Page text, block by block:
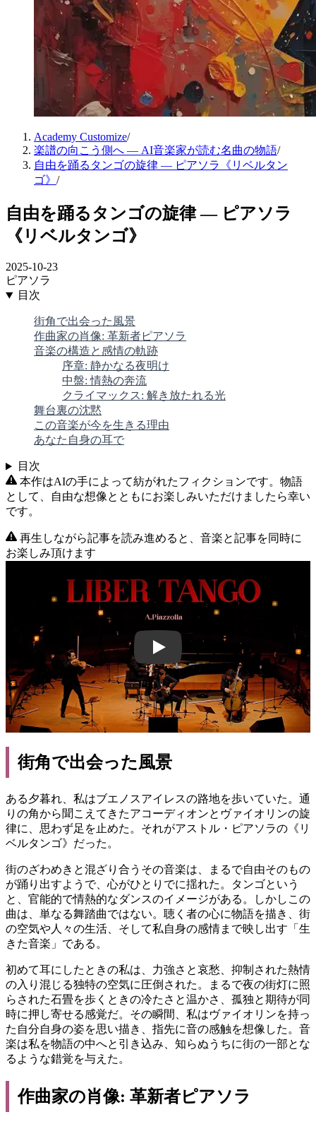
Academy Customize/
楽譜の向こう側へ — AI音楽家が読む名曲の物語/
自由を踊るタンゴの旋律 ― ピアソラ《リベルタン
ゴ》 /
自由を踊るタンゴの旋律 ― ピアソラ
《リベルタンゴ》
2025-10-23
ピアソラ
目次
街角で出会った風景
作曲家の肖像: 革新者ピアソラ
音楽の構造と感情の軌跡
序章: 静かなる夜明け
中盤: 情熱の奔流
クライマックス: 解き放たれる光
舞台裏の沈黙
この音楽が今を生きる理由
あなた自身の耳で
目次
本作はAIの手によって紡がれたフィクションです。物語
として、自由な想像とともにお楽しみいただけましたら幸い
です。
再生しながら記事を読み進めると、音楽と記事を同時に
お楽しみ頂けます
4CVPiNorbMo
街角で出会った風景
ある夕暮れ、私はブエノスアイレスの路地を歩いていた。通
りの角から聞こえてきたアコーディオンとヴァイオリンの旋
律に、思わず足を止めた。それがアストル・ピアソラの《リ
ベルタンゴ》だった。
街のざわめきと混ざり合うその音楽は、まるで自由そのもの
が踊り出すようで、心がひとりでに揺れた。タンゴという
と、官能的で情熱的なダンスのイメージがある。しかしこの
曲は、単なる舞踏曲ではない。聴く者の心に物語を描き、街
の空気や人々の生活、そして私自身の感情まで映し出す「生
きた音楽」である。
初めて耳にしたときの私は、力強さと哀愁、抑制された熱情
の入り混じる独特の空気に圧倒された。まるで夜の街灯に照
らされた石畳を歩くときの冷たさと温かさ、孤独と期待が同
時に押し寄せる感覚だ。その瞬間、私はヴァイオリンを持っ
た自分自身の姿を思い描き、指先に音の感触を想像した。音
楽は私を物語の中へと引き込み、知らぬうちに街の一部とな
るような錯覚を与えた。
作曲家の肖像: 革新者ピアソラ